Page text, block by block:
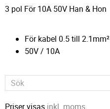
3 pol För 10A 50V Han & Hon
För kabel 0.5 till 2.1mm²
50V / 10A
Priser visas inkl. moms